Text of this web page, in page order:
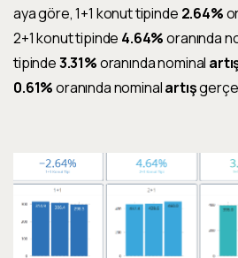
aya göre, 1+1 konut tipinde 2.64%
2+1 konut tipinde 4.64%oranında
tipinde3.31%oranında nominal
0.61%oranında nominalartış